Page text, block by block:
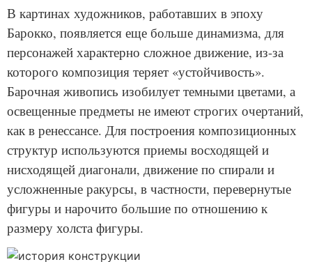
В картинах художников, работавших в эпоху
Барокко, появляется еще больше динамизма, для
персонажей характерно сложное движение, из-за
которого композиция теряет «устойчивость».
Барочная живопись изобилует темными цветами, а
освещенные предметы не имеют строгих очертаний,
как в ренессансе. Для построения композиционных
структур используются приемы восходящей и
нисходящей диагонали, движение по спирали и
усложненные ракурсы, в частности, перевернутые
фигуры и нарочито большие по отношению к
размеру холста фигуры.